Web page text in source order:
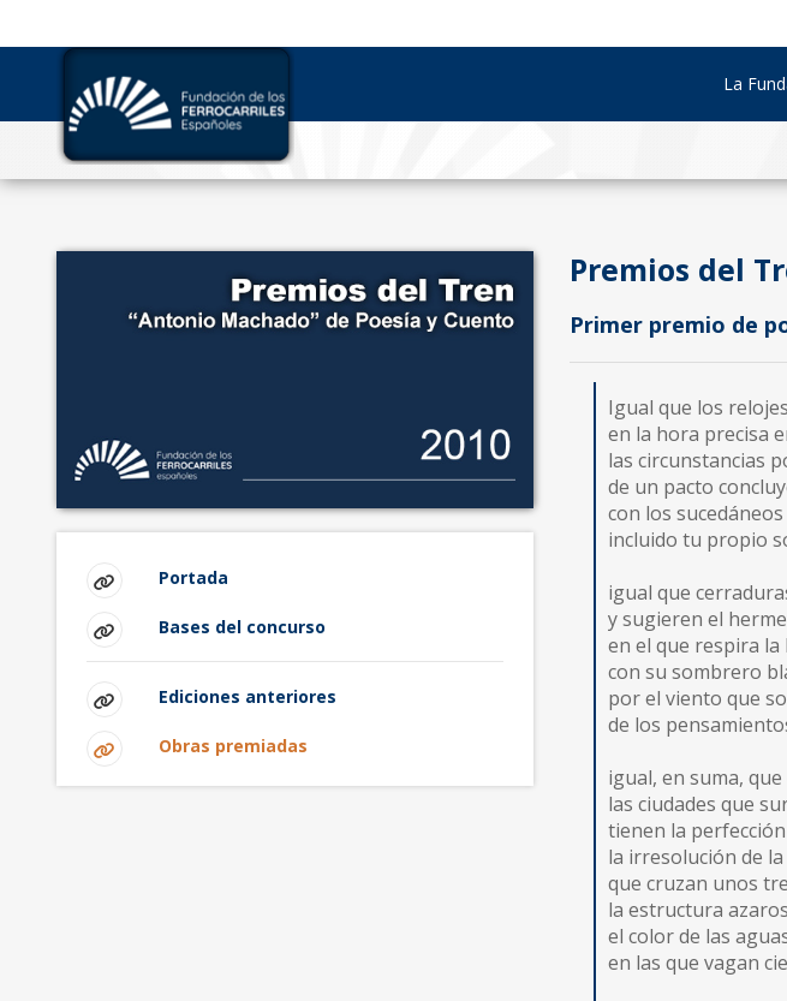
La
Portada
Bases del concurso
Ediciones anteriores
Obras premiadas
Premios del
Primer premio de
Igual que los
en la hora precisa
las circunstancias
de un pacto
con los
incluido tu propio
igual que
y sugieren el
en el que respira
con su sombrero
por el viento que
de los
igual, en suma,
las ciudades que
tienen la
la irresolución de
que cruzan unos
la estructura
el color de las
en las que vagan